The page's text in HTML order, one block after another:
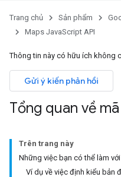
Trang chủ Sản phẩm
Maps JavaScript API
Thông tin này có hữu ích không
Gửi ý kiến phản hồi
Tổng quan về
Trên trang này
Những việc bạn có thể làm
Ví dụ về việc định kiểu bản